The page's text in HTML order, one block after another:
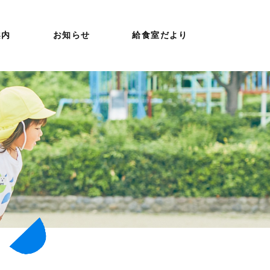
お知らせ 給食室だより